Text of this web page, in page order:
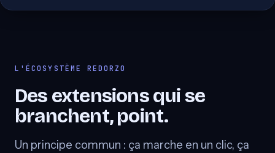
L'ÉCOSYSTÈME REDORZO
Des extensions qui se
branchent, point.
Un principe commun : ça marche en un clic, ça